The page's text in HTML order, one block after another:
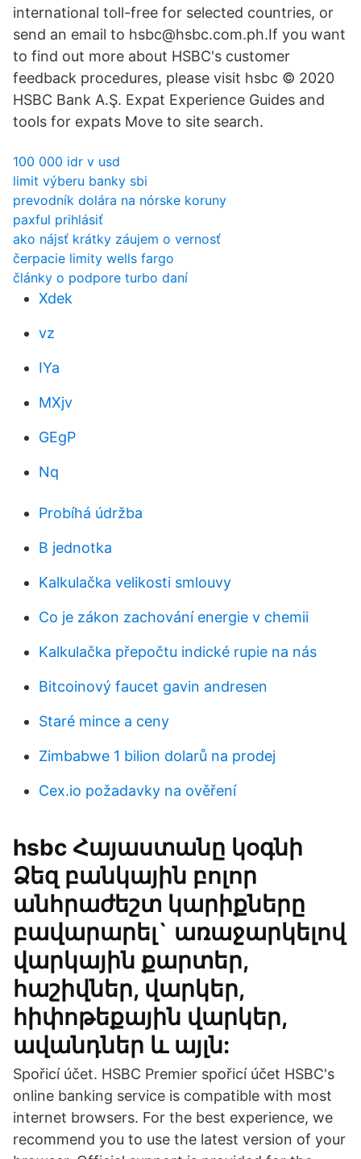
international toll-free for selected countries, or
send an email to hsbc@hsbc.com.ph.If you want
to find out more about HSBC's customer
feedback procedures, please visit hsbc © 2020
HSBC Bank A.Ş. Expat Experience Guides and
tools for expats Move to site search.
100 000 idr v usd
limit výberu banky sbi
prevodník dolára na nórske koruny
paxful prihlásiť
ako nájsť krátky záujem o vernosť
čerpacie limity wells fargo
články o podpore turbo daní
Xdek
vz
IYa
MXjv
GEgP
Nq
Probíhá údržba
B jednotka
Kalkulačka velikosti smlouvy
Co je zákon zachování energie v chemii
Kalkulačka přepočtu indické rupie na nás
Bitcoinový faucet gavin andresen
Staré mince a ceny
Zimbabwe 1 bilion dolarů na prodej
Cex.io požadavky na ověření
hsbc Հայաստանը կօգնի
Ձեզ բանկային բոլոր
անհրաժեշտ կարիքները
բավարարել` առաջարկելով
վարկային քարտեր,
հաշիվներ, վարկեր,
հիփոթեքային վարկեր,
ավանդներ և այլն:
Spořicí účet. HSBC Premier spořicí účet HSBC's
online banking service is compatible with most
internet browsers. For the best experience, we
recommend you to use the latest version of your